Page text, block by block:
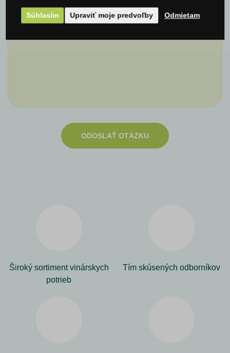
Komentár
ODOSLAŤ OTÁZKU
Široký sortiment vinárskych
potrieb
Tím skúsených odborníkov
Súhlasím Upraviť moje predvoľby Odmietam